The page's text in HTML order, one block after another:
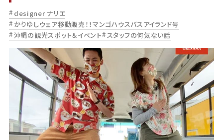
designer ナリエ
かりゆしウェア移動販売！！マンゴハウスバスアイランド号
沖縄の観光スポット＆イベント
スタッフの何気ない話